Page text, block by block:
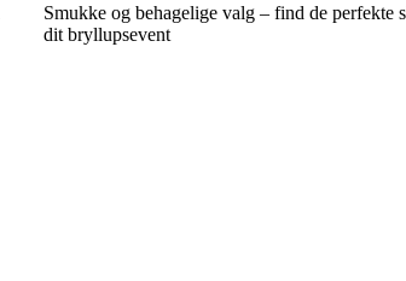
Smukke og behagelige valg – find de perfekte
dit bryllupsevent